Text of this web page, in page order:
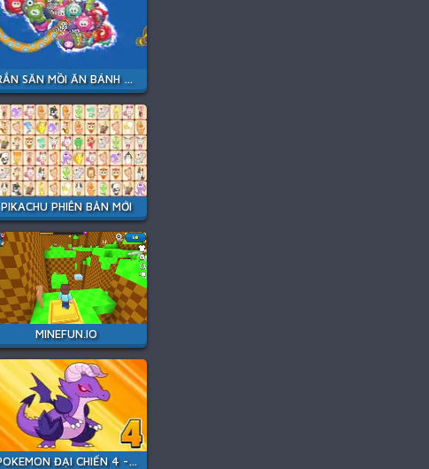
RẮN SĂN MỒI ĂN BÁNH KẸO
PIKACHU PHIÊN BẢN MỚI
MINEFUN.IO
POKEMON ĐẠI CHIẾN 4 - POKEMON GO